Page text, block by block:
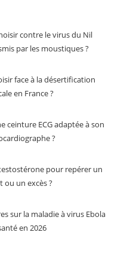
contre le virus du Nil
par les moustiques ?
face à la désertification
en France ?
ceinture ECG adaptée à son
?
pour repérer un
ou un excès ?
sur la maladie à virus Ebola
en 2026